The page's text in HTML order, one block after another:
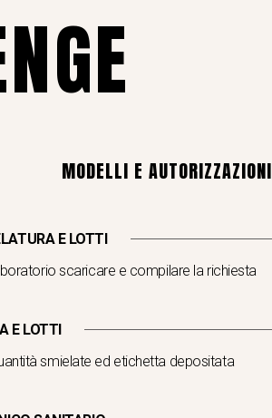
MODELLI E AUTORIZZAZIONI
E LOTTI
scaricare e compilare la richiesta
E LOTTI
smielate ed etichetta depositata